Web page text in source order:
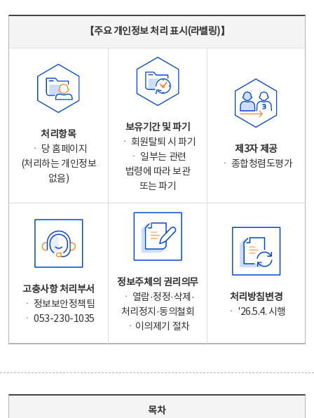
【주요 개인정보 처리 표시(라벨링)】
처리항목
ㆍ 당 홈페이지
(처리하는 개인정보
없음)
보유기간 및 파기
ㆍ 회원탈퇴 시 파기
ㆍ 일부는 관련
법령에 따라 보관
또는 파기
제3자 제공
ㆍ 종합청렴도평가
고충사항 처리부서
ㆍ 정보보안정책팀
ㆍ 053-230-1035
정보주체의 권리의무
ㆍ 열람·정정·삭제·
처리정지·동의철회
ㆍ이의제기 절차
처리방침변경
ㆍ '26.5.4. 시행
목차